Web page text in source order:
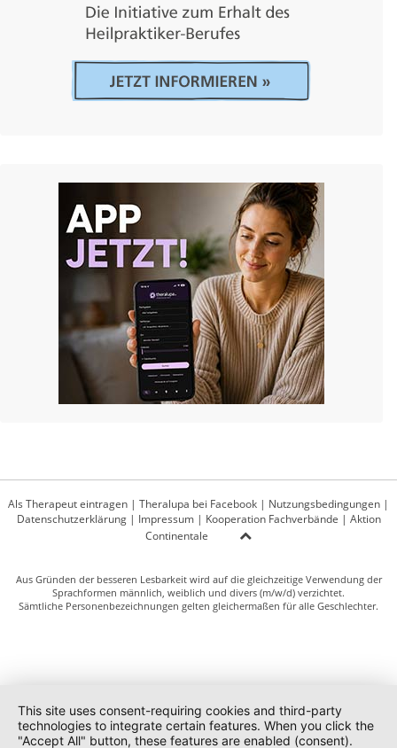
Als Therapeut eintragen | Theralupa bei Facebook | Nutzungsbedingungen |
Datenschutzerklärung| Impressum| Kooperation Fachverbände | Aktion
Continentale
Aus Gründen der besseren Lesbarkeit wird auf die gleichzeitige Verwendung der
Sprachformen männlich, weiblich und divers (m/w/d) verzichtet.
Sämtliche Personenbezeichnungen gelten gleichermaßen für alle Geschlechter.
This site uses consent-requiring cookies and third-party
technologies to integrate certain features. When you click the
"Accept All" button, these features are enabled (consent).